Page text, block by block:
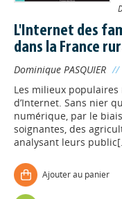
L'Internet des
dans la France
Dominique PASQUIER //
Les milieux
d’Internet. Sans nier
numérique, par le
soignantes, des
analysant leurs
Ajouter au panier